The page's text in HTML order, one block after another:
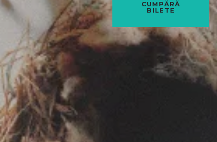
CUMPĂRĂ
BILETE